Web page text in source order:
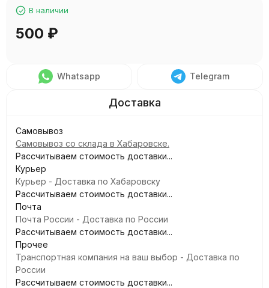
В наличии
500 ₽
Whatsapp Telegram
Самовывоз
Самовывоз со склада в Хабаровске.
Рассчитываем стоимость доставки...
Курьер
Курьер - Доставка по Хабаровску
Рассчитываем стоимость доставки...
Почта
Почта России - Доставка по России
Рассчитываем стоимость доставки...
Прочее
Транспортная компания на ваш выбор - Доставка по
России
Рассчитываем стоимость доставки...